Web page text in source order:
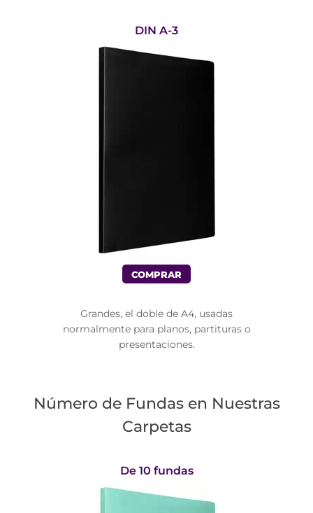
DIN A-3
COMPRAR
Grandes, el doble de A4, usadas
normalmente para planos, partituras o
presentaciones.
Número de Fundas en Nuestras
Carpetas
De 10 fundas